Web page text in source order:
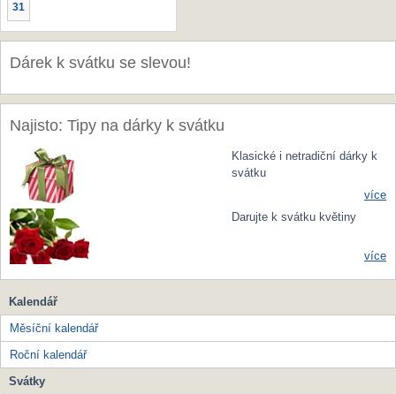
31
Dárek k svátku se slevou!
Najisto: Tipy na dárky k svátku
Klasické i netradiční dárky k
svátku
více
Darujte k svátku květiny
více
Kalendář
Měsíční kalendář
Roční kalendář
Svátky